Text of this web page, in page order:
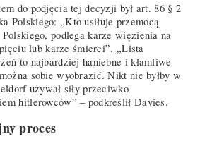
do podjęcia tej decyzji był art. 86 § 2
Polskiego: „Kto usiłuje przemocą
podlega karze więzienia na
lub karze śmierci”. „Lista
to najbardziej haniebne i kłamliwe
sobie wyobrazić. Nikt nie byłby w
używał siły przeciwko
hitlerowców” – podkreślił Davies.
proces